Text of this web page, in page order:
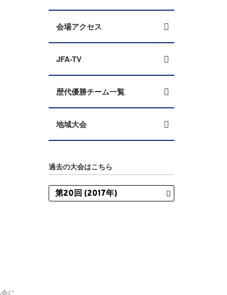
に
会場アクセス
JFA-TV
歴代優勝チーム一覧
地域大会
過去の大会はこちら